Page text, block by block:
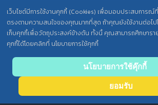
เว็บไซต์มีการใช้งานคุกกี้ (Cookies) เพื่อมอบประสบการ
ตรงตามความสนใจของคุณมากที่สุด ถ้าคุณยังใช้งานต่อไป
เก็บคุกกี้เพื่อวัตถุประสงค์ข้างต้น ทั้งนี้ คุณสามารถศึกษารา
คุกกี้ได้โดยคลิกที่ นโยบายการใช้คุกกี้
นโยบายการใช้คุ๊กกี้
ยอมรับ
นโยบายการคุ้มครองข้อมูลส่วนบุคค
ประกาศความเป็นส่วนตัว (Privacy Notice) สำหรับก